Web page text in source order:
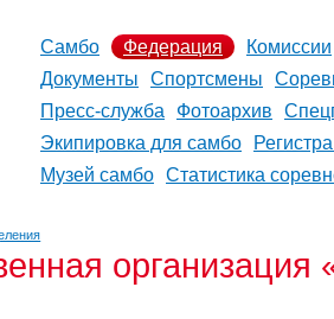
Самбо Федерация
Комиссии
Документы
Спортсмены
Пресс-служба
Фотоархив
Экипировка для самбо
Музей самбо Статистика
организация